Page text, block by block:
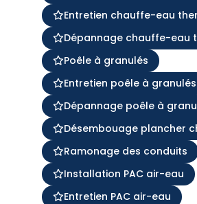
Entretien chauffe-eau
Dépannage chauffe-eau
Poêle à granulés
Entretien poêle à granulés
Dépannage poêle à
Désembouage plancher
Ramonage des conduits
Installation PAC air-eau
Entretien PAC air-eau